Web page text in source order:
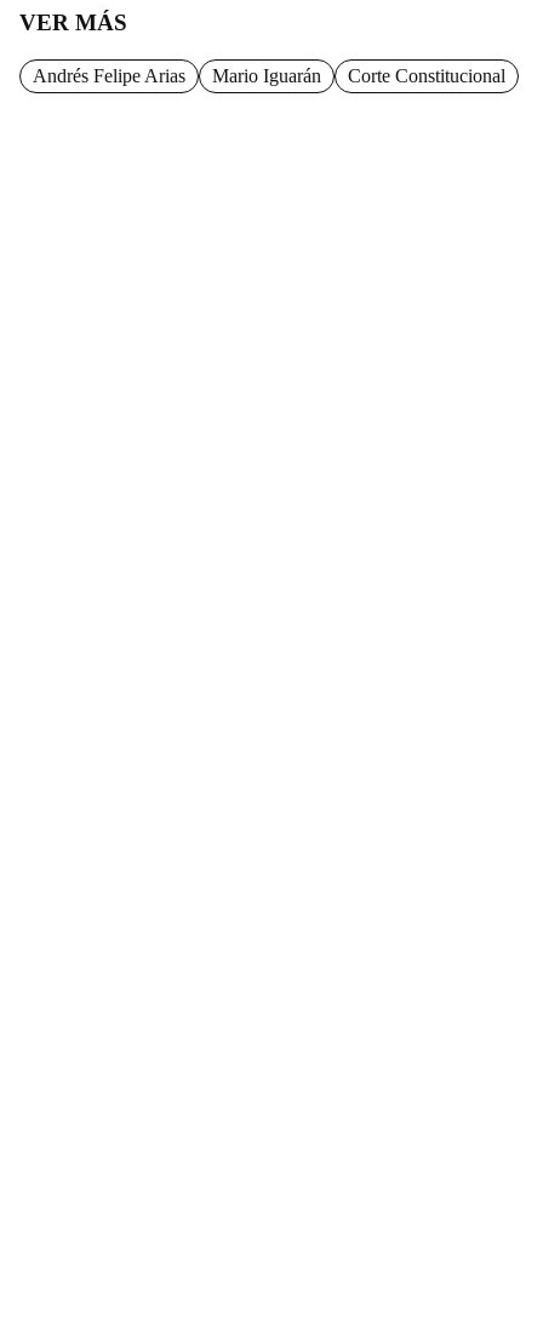
VER MÁS
Andrés Felipe Arias Mario Iguarán Corte Constitucional